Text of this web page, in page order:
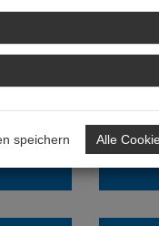
speichern Alle